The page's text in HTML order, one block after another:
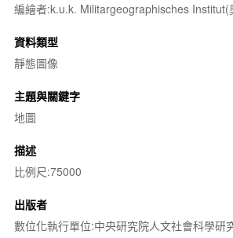
編繪者:k.u.k. Militargeographisches Institut(
資料類型
靜態圖像
主題與關鍵字
地圖
描述
比例尺:75000
出版者
數位化執行單位:中央研究院人文社會科學研